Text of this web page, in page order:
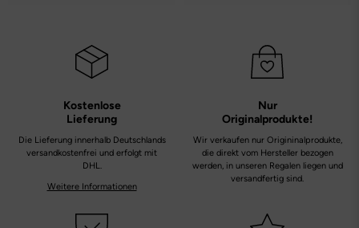
Kostenlose
Lieferung
Die Lieferung innerhalb Deutschlands
versandkostenfrei und erfolgt mit
DHL.
Weitere Informationen
Nur
Originalprodukte!
Wir verkaufen nur Origininalprodukte,
die direkt vom Hersteller bezogen
werden, in unseren Regalen liegen und
versandfertig sind.